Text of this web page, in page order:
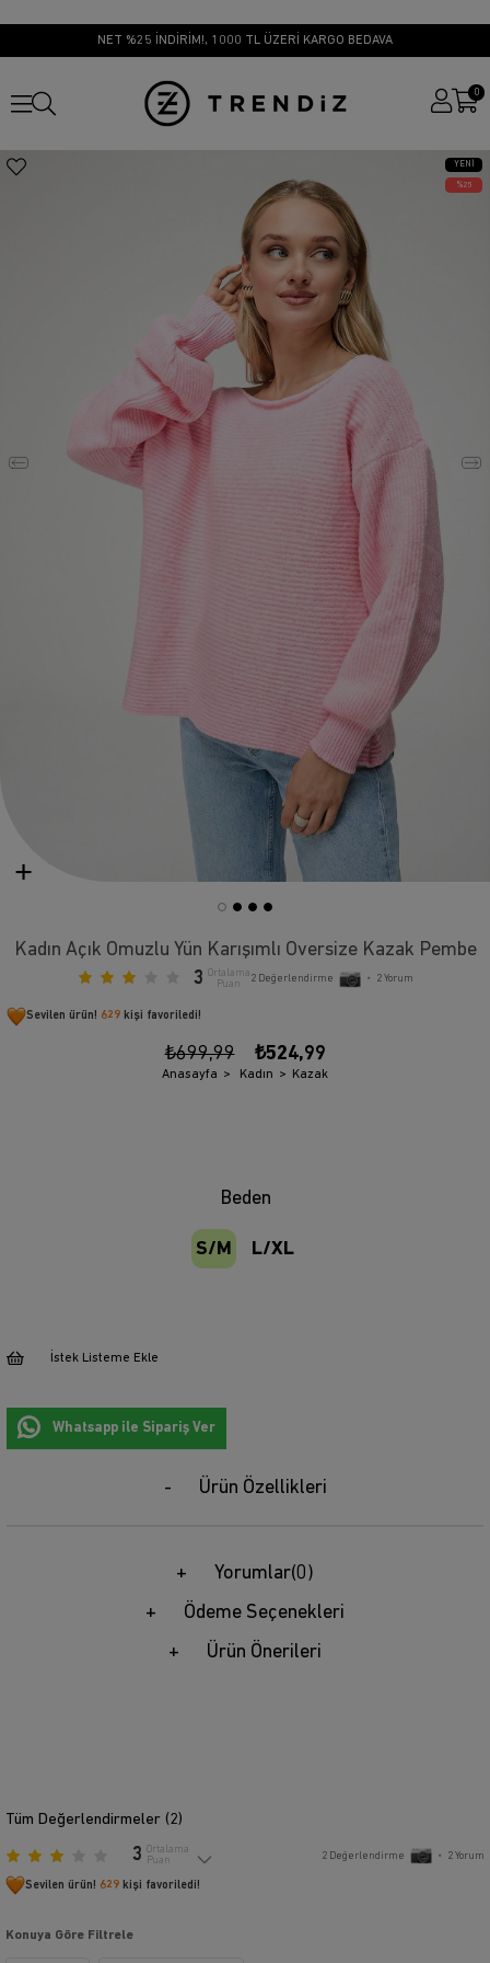
NET %25 İNDİRİM!, 1000 TL ÜZERİ KARGO BEDAVA
0
YENI
ÜRÜN
25
Kadın Açık Omuzlu Yün Karışımlı Oversize Kazak Pembe
3 Ortalama
Puan
2Değerlendirme • 2Yorum
Sevilen ürün! 629 kişi favoriledi!
₺699,99 ₺524,99
Anasayfa Kadın Kazak
Beden
S/M L/XL
İstek Listeme Ekle
Whatsapp ile Sipariş Ver
Ürün Özellikleri
Yorumlar(0)
Ödeme Seçenekleri
Ürün Önerileri
Tüm Değerlendirmeler (2)
3 Ortalama
Puan
2 Değerlendirme • 2Yorum
Sevilen ürün! 629 kişi favoriledi!
Konuya Göre Filtrele